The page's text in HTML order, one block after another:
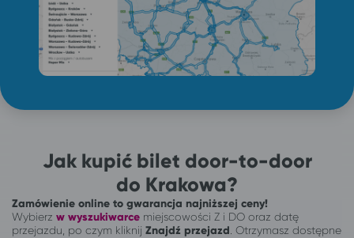
Jak kupić bilet door-to-door
do Krakowa?
Zamówienie online to gwarancja najniższej ceny!
Wybierz w wyszukiwarce miejscowości Z i DO oraz datę
przejazdu, po czym kliknij Znajdź przejazd . Otrzymasz dostępne